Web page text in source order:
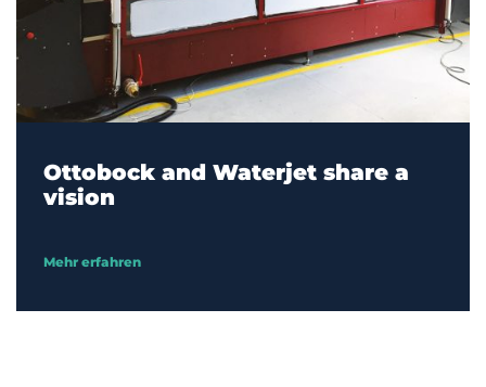
Ottobock and Waterjet share a
vision
Mehr erfahren